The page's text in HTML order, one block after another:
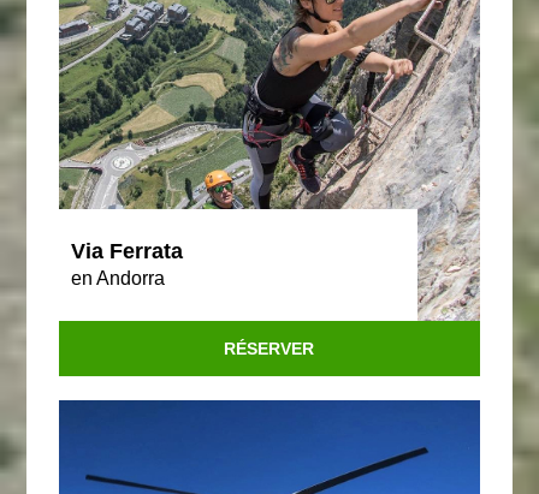
Via Ferrata
en Andorra
RÉSERVER